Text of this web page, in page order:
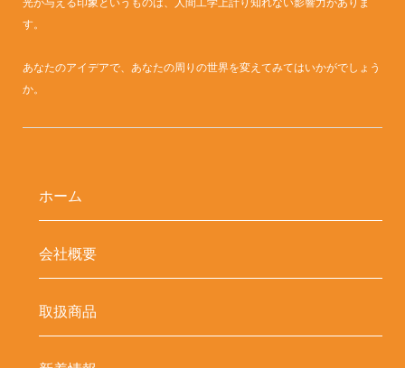
光が与える印象というものは、人間工学上計り知れない影響力がありま
す。
あなたのアイデアで、あなたの周りの世界を変えてみてはいかがでしょう
か。
ホーム
会社概要
取扱商品